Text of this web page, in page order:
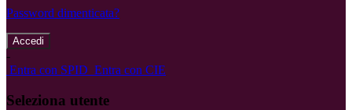
Password dimenticata?
-
Entra con SPID Entra con CIE
Seleziona utente